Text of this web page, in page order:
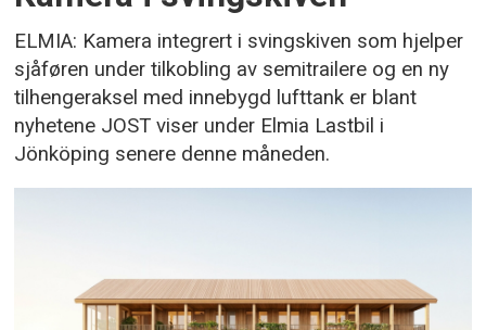
ELMIA: Kamera integrert i svingskiven som hjelper
sjåføren under tilkobling av semitrailere og en ny
tilhengeraksel med innebygd lufttank er blant
nyhetene JOST viser under Elmia Lastbil i
Jönköping senere denne måneden.